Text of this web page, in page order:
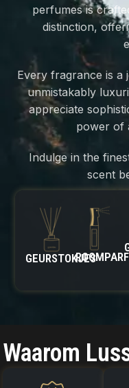
perfumes is
distinction,
Every fragrance is a
unmistakably
appreciate
power of
Indulge in the
scent
GEURSTOKJES
Waarom